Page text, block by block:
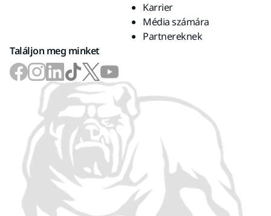
Karrier
Média számára
Partnereknek
Találjon meg minket